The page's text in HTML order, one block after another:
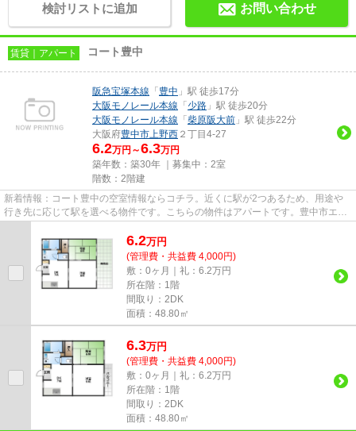
検討リストに追加 お問い合わせ
賃貸｜アパート コート豊中
阪急宝塚本線 「 豊中 」駅 徒歩17分
大阪モノレール本線 「 少路 」駅 徒歩20分
大阪モノレール本線 「 柴原阪大前 」駅 徒歩22分
大阪府豊中市上野西 ２丁目4-27
6.2万円～6.3万円
築年数：築30年 ｜募集中： 2室
階数：2階建
新着情報：コート豊中の空室情報ならコチラ。近くに駅が2つあるため、用途や
行き先に応じて駅を選べる物件です。こちらの物件はアパートです。豊中市エリ
6.2万円
(管理費・共益費 4,000円)
敷：0ヶ月｜礼：6.2万円
所在階：1階
間取り：2DK
面積：48.80㎡
6.3万円
(管理費・共益費 4,000円)
敷：0ヶ月｜礼：6.2万円
所在階：1階
間取り：2DK
面積：48.80㎡